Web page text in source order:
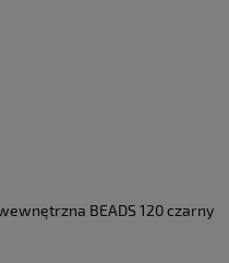
BEADS 120 czarny
2100K do 2800K, 900lm, IP20